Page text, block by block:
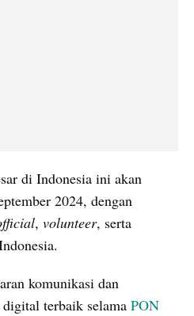
di Indonesia ini akan
2024, dengan
, volunteer, serta
komunikasi dan
terbaik selama PON